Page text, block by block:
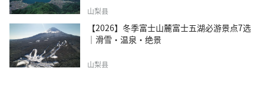
山梨县
【2026】冬季富士山麓富士五湖必游景点7选
｜滑雪・温泉・绝景
山梨县